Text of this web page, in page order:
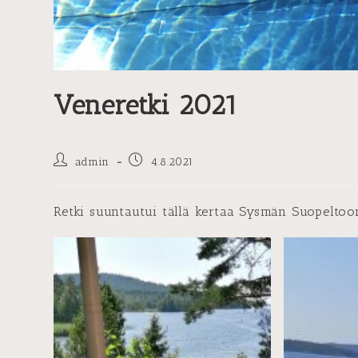
Veneretki 2021
Artikkelin
admin
Artikkeli
4.8.2021
Retki suuntautui tällä kertaa Sysmän